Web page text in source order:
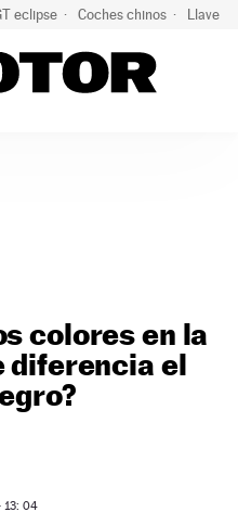
eclipse Coches chinos Llaves
colores en la
diferencia el
13: 04